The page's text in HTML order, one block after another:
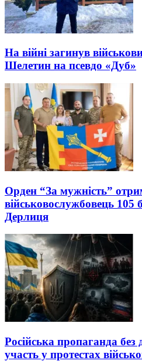
На війні загинув
Шелетин на псевдо «Дуб»
Орден “За мужність”
військовослужбовець
Дерлиця
Російська пропаганда без
участь у протестах